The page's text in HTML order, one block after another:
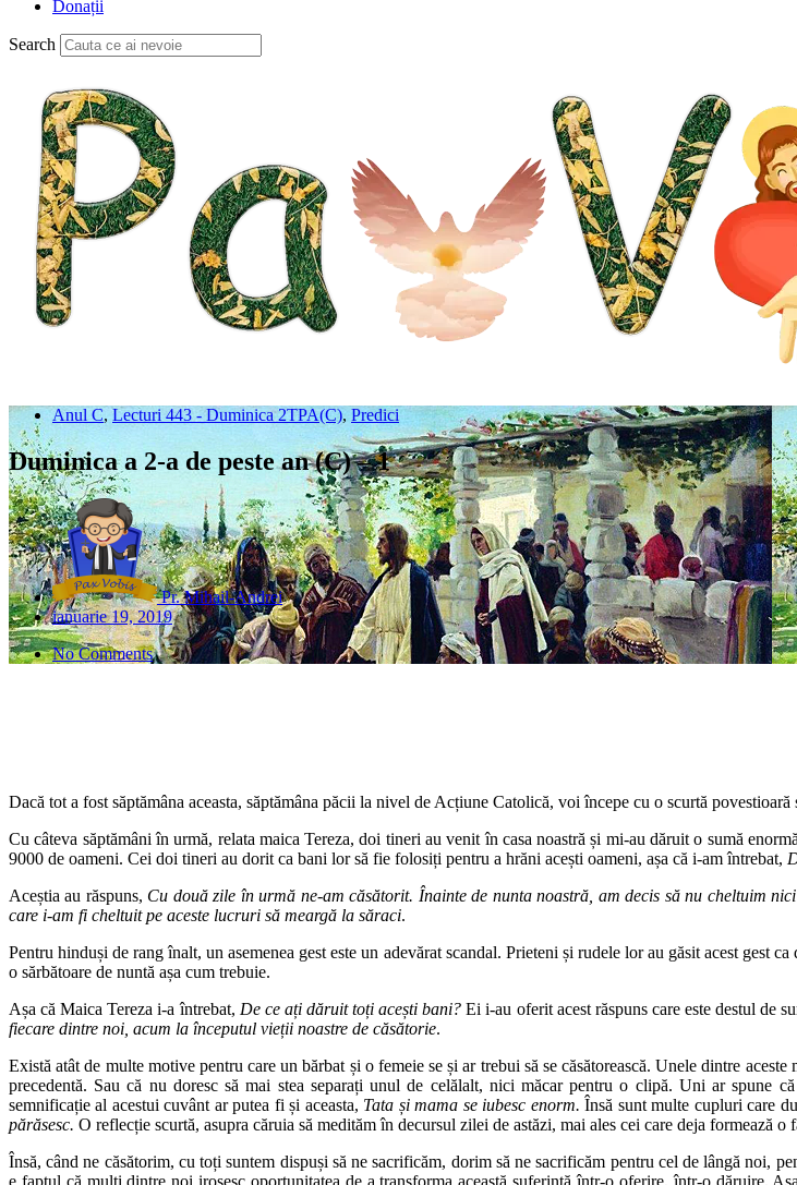
Donații
Search
Anul C,Lecturi 443 - Duminica 2TPA(C), Predici
Duminica a 2-a de peste an (C) – 1
Pr. Mihail-Andrei
ianuarie 19, 2019
No Comments
Dacă tot a fost săptămâna aceasta, săptămâna păcii la nivel de Acțiune Catolică, voi începe cu o scurtă
Cu câteva săptămâni în urmă, relata maica Tereza, doi tineri au venit în casa noastră și mi-au dăruit o sumă
9000 de oameni. Cei doi tineri au dorit ca bani lor să fie folosiți pentru a hrăni acești oameni, așa că i-am întrebat,
Aceștia au răspuns, Cu două zile în urmă ne-am căsătorit. Înainte de nunta noastră, am decis să nu cheltuim
care i-am fi cheltuit pe aceste lucruri să meargă la săraci.
Pentru hinduși de rang înalt, un asemenea gest este un adevărat scandal. Prieteni și rudele lor au găsit acest gest
o sărbătoare de nuntă așa cum trebuie.
Așa că Maica Tereza i-a întrebat, De ce ați dăruit toți acești bani? Ei i-au oferit acest răspuns care este destul de
fiecare dintre noi, acum la începutul vieții noastre de căsătorie.
Există atât de multe motive pentru care un bărbat și o femeie se și ar trebui să se căsătorească. Unele dintre
precedentă. Sau că nu doresc să mai stea separați unul de celălalt, nici măcar pentru o clipă. Uni ar spune că
semnificație al acestui cuvânt ar putea fi și aceasta, Tata și mama se iubesc enorm. Însă sunt multe cupluri care
părăsesc. O reflecție scurtă, asupra căruia să medităm în decursul zilei de astăzi, mai ales cei care deja formează o
Însă, când ne căsătorim, cu toți suntem dispuși să ne sacrificăm, dorim să ne sacrificăm pentru cel de lângă noi,
e faptul că mulți dintre noi irosesc oportunitatea de a transforma această suferință într-o oferire, într-o dăruire.